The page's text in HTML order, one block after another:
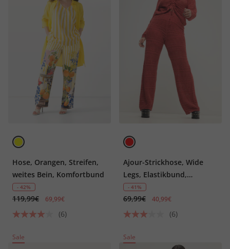
Hose, Orangen, Streifen,
weites Bein, Komfortbund
- 42%
119,99€ 69,99€
(6)
Ajour-Strickhose, Wide
Legs, Elastikbund,
blickdichte Shorts
- 41%
69,99€ 40,99€
(6)
Sale Sale